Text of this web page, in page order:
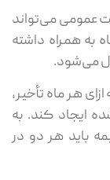
عمومی می‌تواند
ماه به همراه داشته
می‌شود.
هر ماه تأخیر،
ایجاد کند. به
باید هر دو در